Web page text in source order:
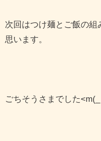
次回はつけ麺とご飯の組
思います。
ごちそうさまでした